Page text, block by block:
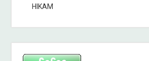
HIKAM